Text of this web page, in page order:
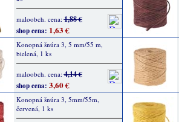
maloobch. cena:1,88 €
shop cena: 1,63 €
Konopná šnúra 3, 5 mm/55 m,
bielená, 1 ks
maloobch. cena:4,14 €
shop cena: 3,60 €
Konopná šnúra 3, 5mm/55m,
červená, 1 ks